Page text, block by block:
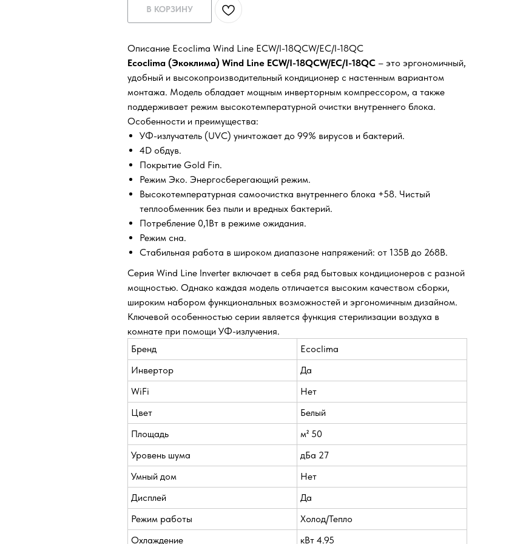
В КОРЗИНУ
Описание Ecoclima Wind Line ECW/I-18QCW/EC/I-18QC
Ecoclima (Экоклима) Wind Line ECW/I-18QCW/EC/I-18QC – это эргономичный,
удобный и высокопроизводительный кондиционер с настенным вариантом
монтажа. Модель обладает мощным инверторным компрессором, а также
поддерживает режим высокотемпературной очистки внутреннего блока.
Особенности и преимущества:
УФ-излучатель (UVC) уничтожает до 99% вирусов и бактерий.
4D обдув.
Покрытие Gold Fin.
Режим Эко. Энергосберегающий режим.
Высокотемпературная самоочистка внутреннего блока +58. Чистый
теплообменник без пыли и вредных бактерий.
Потребление 0,1Вт в режиме ожидания.
Режим сна.
Стабильная работа в широком диапазоне напряжений: от 135В до 268В.
Серия Wind Line Inverter включает в себя ряд бытовых кондиционеров с разной
мощностью. Однако каждая модель отличается высоким качеством сборки,
широким набором функциональных возможностей и эргономичным дизайном.
Ключевой особенностью серии является функция стерилизации воздуха в
комнате при помощи УФ-излучения.
Бренд
Ecoclima
Инвертор
Да
WiFi
Нет
Цвет
Белый
Площадь
м² 50
Уровень шума
дБа 27
Умный дом
Нет
Дисплей
Да
Режим работы
Холод/Тепло
Охлаждение
кВт 4.95